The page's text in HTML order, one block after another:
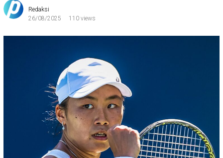
Redaksi
26/08/2025
110 views